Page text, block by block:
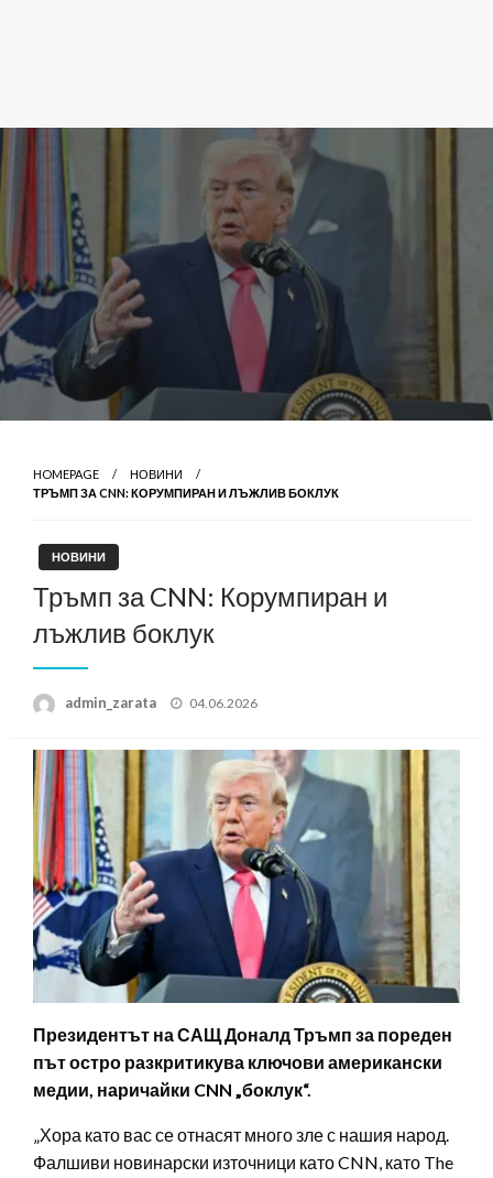
HOMEPAGE
НОВИНИ
ТРЪМП ЗА CNN: КОРУМПИРАН И ЛЪЖЛИВ БОКЛУК
НОВИНИ
Тръмп за CNN: Корумпиран и
лъжлив боклук
admin_zarata
Posted
04.06.2026
Президентът на САЩ Доналд Тръмп за пореден
път остро разкритикува ключови американски
медии, наричайки CNN „боклук“.
„Хора като вас се отнасят много зле с нашия народ.
Фалшиви новинарски източници като CNN, като The